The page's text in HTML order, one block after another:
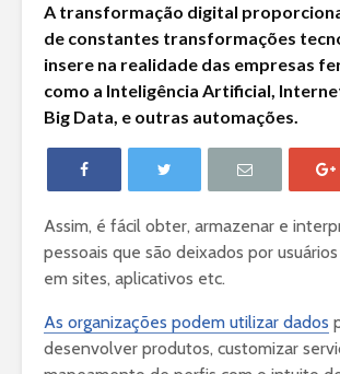
A transformação digital
de constantes transformações
insere na realidade das empresas
como a Inteligência Artificial,
Big Data, e outras automações.
Assim, é fácil obter, armazenar e
pessoais que são deixados por
em sites, aplicativos etc.
As organizações podem utilizar dados
desenvolver produtos, customizar